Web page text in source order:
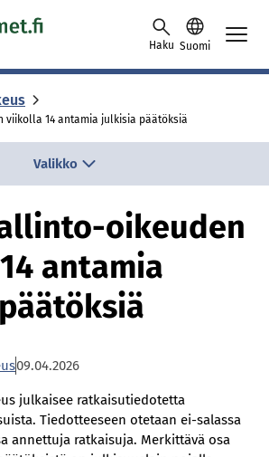
Haku Suomi
14 antamia julkisia päätöksiä
Valikko
oikeuden
antamia
09.04.2026
julkaisee ratkaisutiedotetta
Tiedotteeseen otetaan ei-salassa
annettuja ratkaisuja. Merkittävä osa